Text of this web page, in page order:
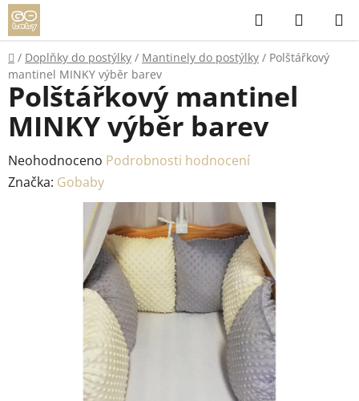
Přejít
na
obsah
Hledat
KOŠÍK
Domů
/ Doplňky do postýlky / Mantinely do postýlky / Polštářkový
mantinel MINKY výběr barev
Polštářkový mantinel
MINKY výběr barev
Průměrné
hodnocení
Neohodnoceno Podrobnosti hodnocení
Značka: Gobaby